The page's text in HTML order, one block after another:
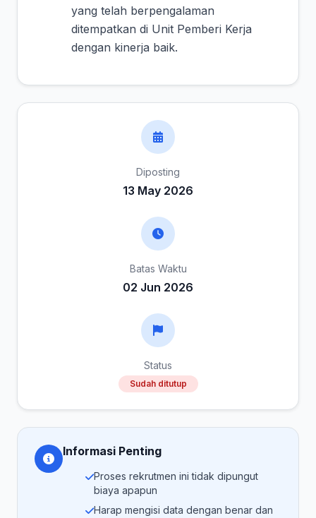
yang telah berpengalaman
ditempatkan di Unit Pemberi Kerja
dengan kinerja baik.
Diposting
13 May 2026
Batas Waktu
02 Jun 2026
Status
Sudah ditutup
Informasi Penting
Proses rekrutmen ini tidak dipungut
biaya apapun
Harap mengisi data dengan benar dan